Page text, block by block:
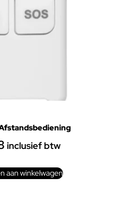
inclusief btw
aan winkelwagen